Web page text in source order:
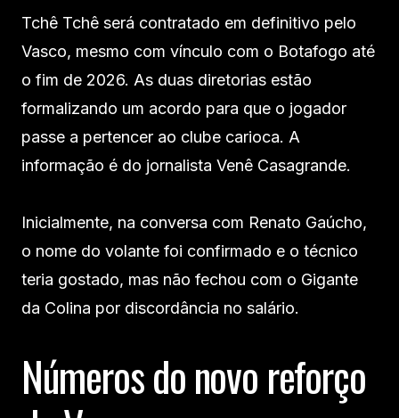
Tchê Tchê será contratado em definitivo pelo
Vasco, mesmo com vínculo com o Botafogo até
o fim de 2026. As duas diretorias estão
formalizando um acordo para que o jogador
passe a pertencer ao clube carioca. A
informação é do jornalista Venê Casagrande.
Inicialmente, na conversa com Renato Gaúcho,
o nome do volante foi confirmado e o técnico
teria gostado, mas não fechou com o Gigante
da Colina por discordância no salário.
Números do novo reforço